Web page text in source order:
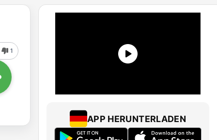
1
APP HERUNTERLADEN